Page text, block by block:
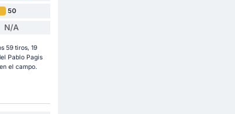
50
N/A
59 tiros, 19
Pablo Pagis
el campo.